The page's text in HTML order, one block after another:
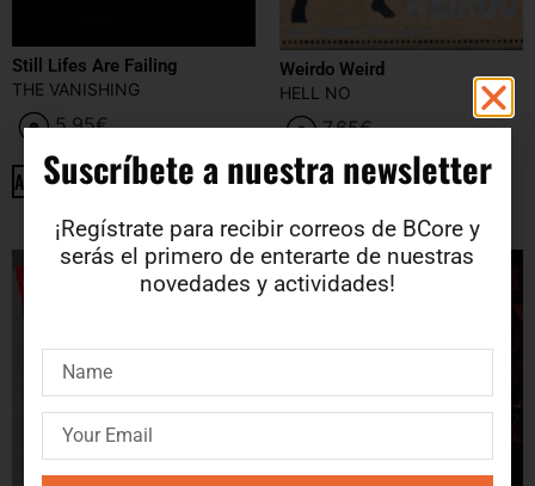
Still Lifes Are Failing
THE VANISHING
5.95€
ADD TO CART
Weirdo Weird
HELL NO
7.65€
ADD TO CART
Suscríbete a nuestra newsletter​
¡Regístrate para recibir correos de BCore y
serás el primero de enterarte de nuestras
novedades y actividades!